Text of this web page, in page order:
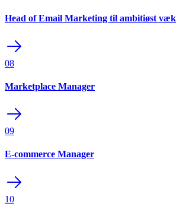
Head of Email Marketing til ambitiøst
08
Marketplace Manager
09
E-commerce Manager
10